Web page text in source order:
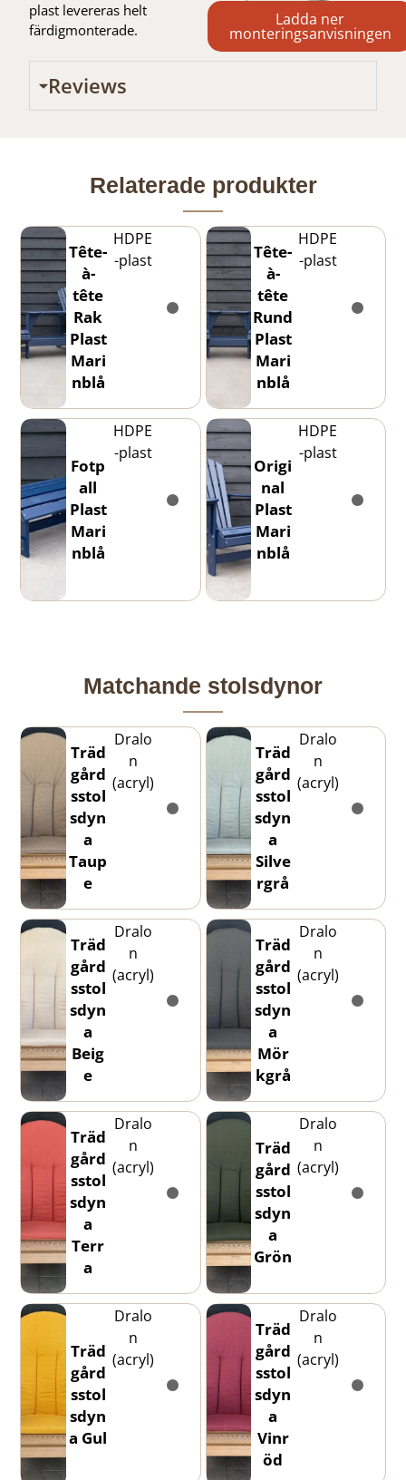
plast levereras helt
färdigmonterade.
Ladda ner
monteringsanvisningen
Reviews
Relaterade produkter
Tête-
à-
tête
Rak
Plast
Mari
nblå
HDPE
-plast
Tête-
à-
tête
Rund
Plast
Mari
nblå
HDPE
-plast
Fotp
all
Plast
Mari
nblå
HDPE
-plast
Origi
nal
Plast
Mari
nblå
HDPE
-plast
Matchande stolsdynor
Träd
gård
sstol
sdyn
a
Taup
e
Dralo
n
(acryl)
Träd
gård
sstol
sdyn
a
Silve
rgrå
Dralo
n
(acryl)
Träd
gård
sstol
sdyn
a
Beig
e
Dralo
n
(acryl)
Träd
gård
sstol
sdyn
a
Mör
kgrå
Dralo
n
(acryl)
Träd
gård
sstol
sdyn
a
Terr
a
Dralo
n
(acryl)
Träd
gård
sstol
sdyn
a
Grön
Dralo
n
(acryl)
Träd
gård
sstol
sdyn
a Gul
Dralo
n
(acryl)
Träd
gård
sstol
sdyn
a
Vinr
öd
Dralo
n
(acryl)